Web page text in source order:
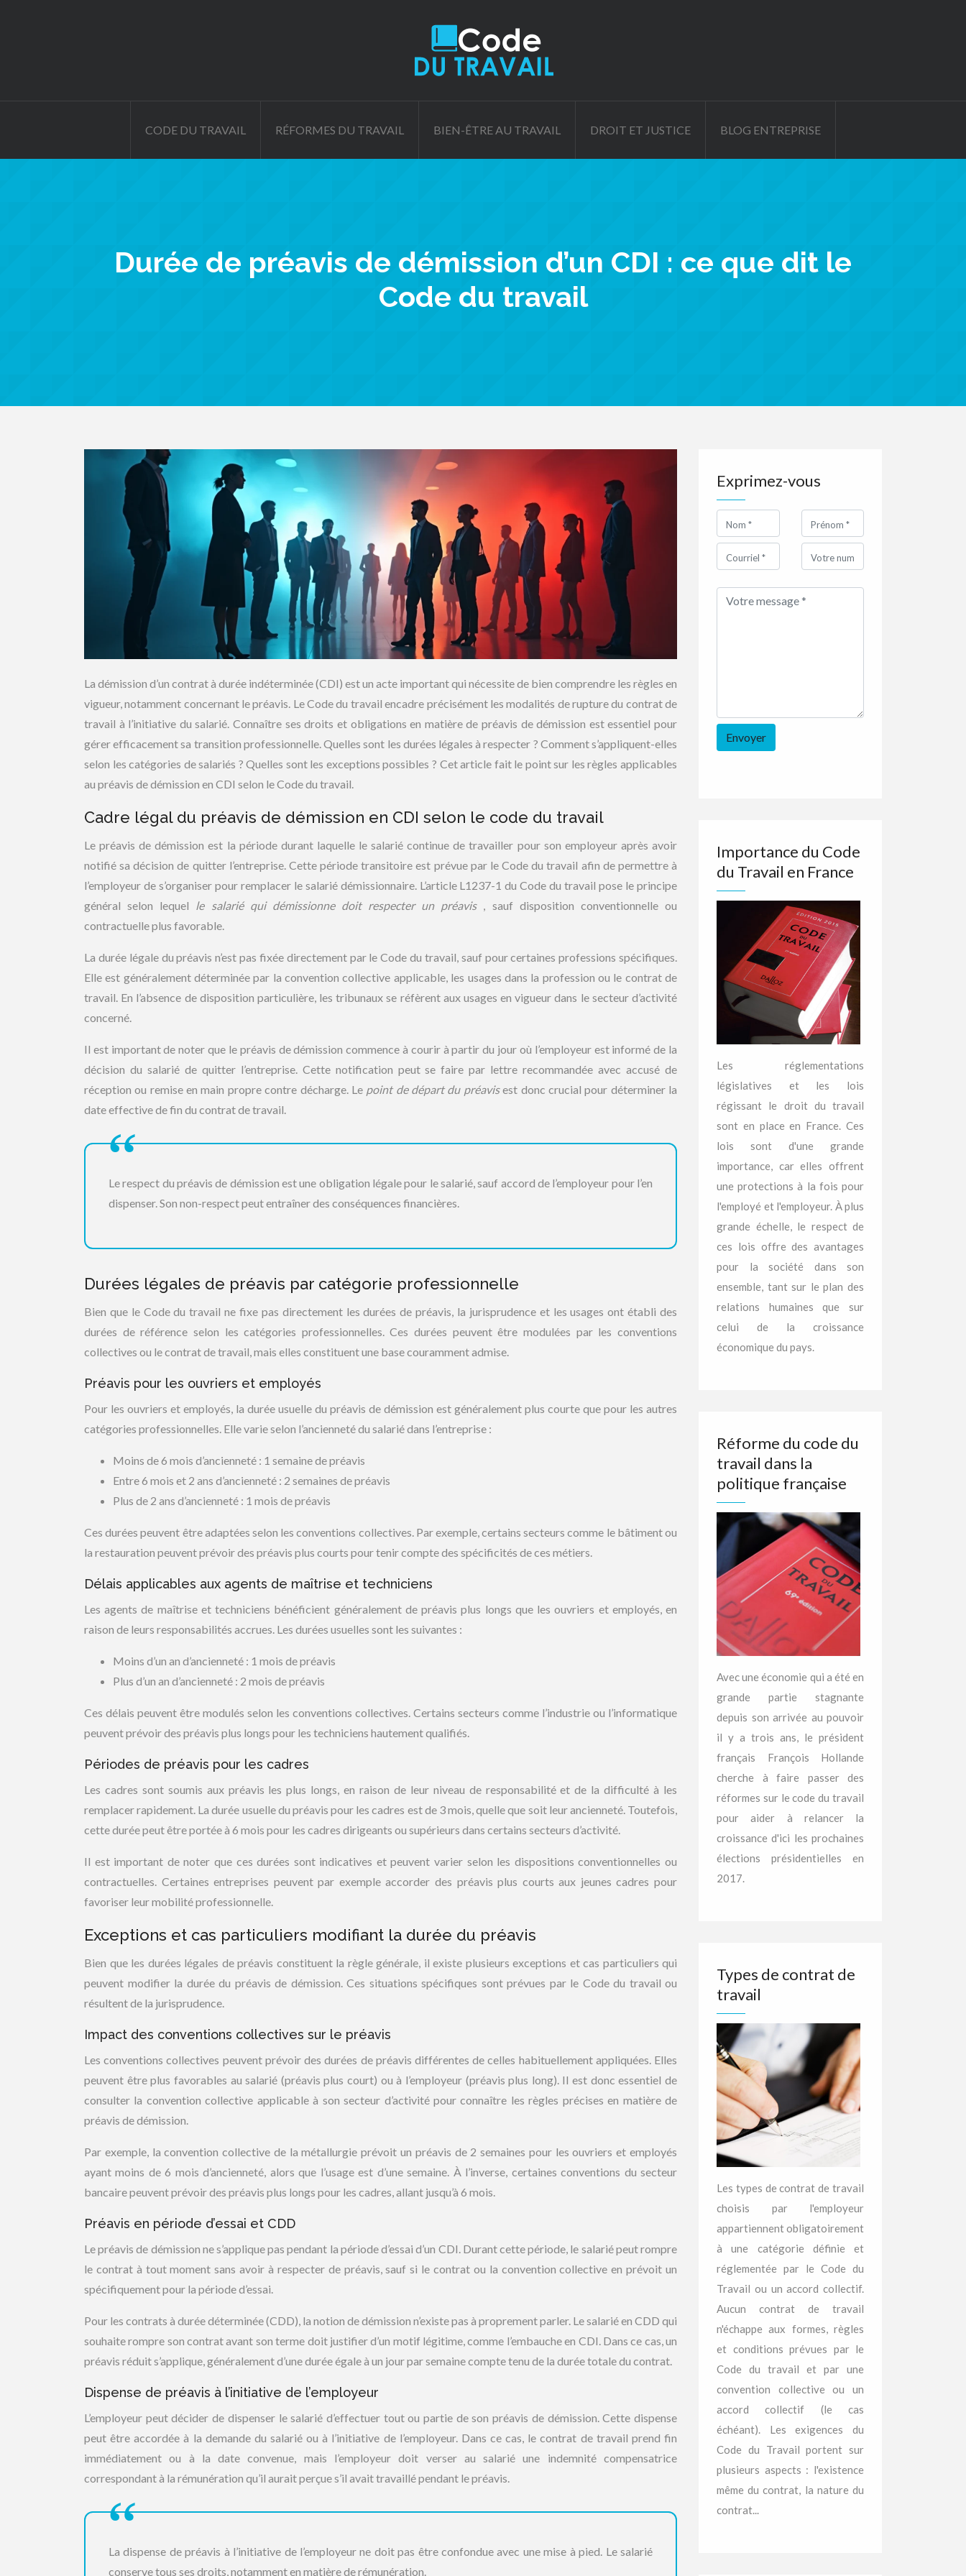
CODE DU TRAVAIL RÉFORMES DU TRAVAIL BIEN-ÊTRE AU TRAVAIL DROIT ET JUSTICE BLOG ENTREPRISE
Durée de préavis de démission d’un CDI : ce que dit le
Code du travail
La démission d’un contrat à durée indéterminée (CDI) est un acte important qui nécessite de bien comprendre les règles en
vigueur, notamment concernant le préavis. Le Code du travail encadre précisément les modalités de rupture du contrat de
travail à l’initiative du salarié. Connaître ses droits et obligations en matière de préavis de démission est essentiel pour
gérer efficacement sa transition professionnelle. Quelles sont les durées légales à respecter ? Comment s’appliquent-elles
selon les catégories de salariés ? Quelles sont les exceptions possibles ? Cet article fait le point sur les règles applicables
au préavis de démission en CDI selon le Code du travail.
Cadre légal du préavis de démission en CDI selon le code du travail
Le préavis de démission est la période durant laquelle le salarié continue de travailler pour son employeur après avoir
notifié sa décision de quitter l’entreprise. Cette période transitoire est prévue par le Code du travail afin de permettre à
l’employeur de s’organiser pour remplacer le salarié démissionnaire. L’article L1237-1 du Code du travail pose le principe
général selon lequel le salarié qui démissionne doit respecter un préavis , sauf disposition conventionnelle ou
contractuelle plus favorable.
La durée légale du préavis n’est pas fixée directement par le Code du travail, sauf pour certaines professions spécifiques.
Elle est généralement déterminée par la convention collective applicable, les usages dans la profession ou le contrat de
travail. En l’absence de disposition particulière, les tribunaux se réfèrent aux usages en vigueur dans le secteur d’activité
concerné.
Il est important de noter que le préavis de démission commence à courir à partir du jour où l’employeur est informé de la
décision du salarié de quitter l’entreprise. Cette notification peut se faire par lettre recommandée avec accusé de
réception ou remise en main propre contre décharge. Le point de départ du préavisest donc crucial pour déterminer la
date effective de fin du contrat de travail.
Le respect du préavis de démission est une obligation légale pour le salarié, sauf accord de l’employeur pour l’en
dispenser. Son non-respect peut entraîner des conséquences financières.
Durées légales de préavis par catégorie professionnelle
Bien que le Code du travail ne fixe pas directement les durées de préavis, la jurisprudence et les usages ont établi des
durées de référence selon les catégories professionnelles. Ces durées peuvent être modulées par les conventions
collectives ou le contrat de travail, mais elles constituent une base couramment admise.
Préavis pour les ouvriers et employés
Pour les ouvriers et employés, la durée usuelle du préavis de démission est généralement plus courte que pour les autres
catégories professionnelles. Elle varie selon l’ancienneté du salarié dans l’entreprise :
Moins de 6 mois d’ancienneté : 1 semaine de préavis
Entre 6 mois et 2 ans d’ancienneté : 2 semaines de préavis
Plus de 2 ans d’ancienneté : 1 mois de préavis
Ces durées peuvent être adaptées selon les conventions collectives. Par exemple, certains secteurs comme le bâtiment ou
la restauration peuvent prévoir des préavis plus courts pour tenir compte des spécificités de ces métiers.
Délais applicables aux agents de maîtrise et techniciens
Les agents de maîtrise et techniciens bénéficient généralement de préavis plus longs que les ouvriers et employés, en
raison de leurs responsabilités accrues. Les durées usuelles sont les suivantes :
Moins d’un an d’ancienneté : 1 mois de préavis
Plus d’un an d’ancienneté : 2 mois de préavis
Ces délais peuvent être modulés selon les conventions collectives. Certains secteurs comme l’industrie ou l’informatique
peuvent prévoir des préavis plus longs pour les techniciens hautement qualifiés.
Périodes de préavis pour les cadres
Les cadres sont soumis aux préavis les plus longs, en raison de leur niveau de responsabilité et de la difficulté à les
remplacer rapidement. La durée usuelle du préavis pour les cadres est de 3 mois, quelle que soit leur ancienneté. Toutefois,
cette durée peut être portée à 6 mois pour les cadres dirigeants ou supérieurs dans certains secteurs d’activité.
Il est important de noter que ces durées sont indicatives et peuvent varier selon les dispositions conventionnelles ou
contractuelles. Certaines entreprises peuvent par exemple accorder des préavis plus courts aux jeunes cadres pour
favoriser leur mobilité professionnelle.
Exceptions et cas particuliers modifiant la durée du préavis
Bien que les durées légales de préavis constituent la règle générale, il existe plusieurs exceptions et cas particuliers qui
peuvent modifier la durée du préavis de démission. Ces situations spécifiques sont prévues par le Code du travail ou
résultent de la jurisprudence.
Impact des conventions collectives sur le préavis
Les conventions collectives peuvent prévoir des durées de préavis différentes de celles habituellement appliquées. Elles
peuvent être plus favorables au salarié (préavis plus court) ou à l’employeur (préavis plus long). Il est donc essentiel de
consulter la convention collective applicable à son secteur d’activité pour connaître les règles précises en matière de
préavis de démission.
Par exemple, la convention collective de la métallurgie prévoit un préavis de 2 semaines pour les ouvriers et employés
ayant moins de 6 mois d’ancienneté, alors que l’usage est d’une semaine. À l’inverse, certaines conventions du secteur
bancaire peuvent prévoir des préavis plus longs pour les cadres, allant jusqu’à 6 mois.
Préavis en période d’essai et CDD
Le préavis de démission ne s’applique pas pendant la période d’essai d’un CDI. Durant cette période, le salarié peut rompre
le contrat à tout moment sans avoir à respecter de préavis, sauf si le contrat ou la convention collective en prévoit un
spécifiquement pour la période d’essai.
Pour les contrats à durée déterminée (CDD), la notion de démission n’existe pas à proprement parler. Le salarié en CDD qui
souhaite rompre son contrat avant son terme doit justifier d’un motif légitime, comme l’embauche en CDI. Dans ce cas, un
préavis réduit s’applique, généralement d’une durée égale à un jour par semaine compte tenu de la durée totale du contrat.
Dispense de préavis à l’initiative de l’employeur
L’employeur peut décider de dispenser le salarié d’effectuer tout ou partie de son préavis de démission. Cette dispense
peut être accordée à la demande du salarié ou à l’initiative de l’employeur. Dans ce cas, le contrat de travail prend fin
immédiatement ou à la date convenue, mais l’employeur doit verser au salarié une indemnité compensatrice
correspondant à la rémunération qu’il aurait perçue s’il avait travaillé pendant le préavis.
La dispense de préavis à l’initiative de l’employeur ne doit pas être confondue avec une mise à pied. Le salarié
conserve tous ses droits, notamment en matière de rémunération.
Exprimez-vous
Importance du Code
du Travail en France
Les réglementations
législatives et les lois
régissant le droit du travail
sont en place en France. Ces
lois sont d'une grande
importance, car elles offrent
une protections à la fois pour
l'employé et l'employeur. À plus
grande échelle, le respect de
ces lois offre des avantages
pour la société dans son
ensemble, tant sur le plan des
relations humaines que sur
celui de la croissance
économique du pays.
Réforme du code du
travail dans la
politique française
Avec une économie qui a été en
grande partie stagnante
depuis son arrivée au pouvoir
il y a trois ans, le président
français François Hollande
cherche à faire passer des
réformes sur le code du travail
pour aider à relancer la
croissance d'ici les prochaines
élections présidentielles en
2017.
Types de contrat de
travail
Les types de contrat de travail
choisis par l'employeur
appartiennent obligatoirement
à une catégorie définie et
réglementée par le Code du
Travail ou un accord collectif.
Aucun contrat de travail
n'échappe aux formes, règles
et conditions prévues par le
Code du travail et par une
convention collective ou un
accord collectif (le cas
échéant). Les exigences du
Code du Travail portent sur
plusieurs aspects : l'existence
même du contrat, la nature du
contrat...